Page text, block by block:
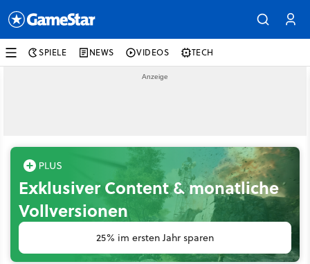
SPIELE NEWS VIDEOS TECH
Exklusiver Content & monatliche
Vollversionen
25% im ersten Jahr sparen